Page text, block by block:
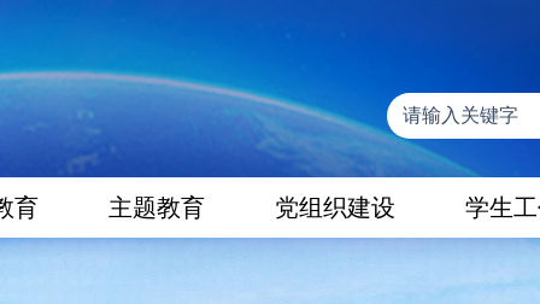
育 主题教育 党组织建设 学生